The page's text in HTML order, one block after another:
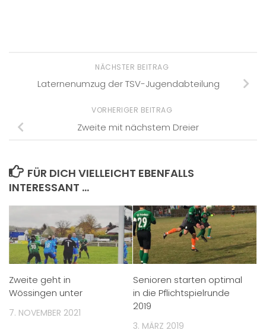
NÄCHSTER BEITRAG
Laternenumzug der TSV-Jugendabteilung
VORHERIGER BEITRAG
Zweite mit nächstem Dreier
FÜR DICH VIELLEICHT EBENFALLS
INTERESSANT …
Zweite geht in
Wössingen unter
7. NOVEMBER 2021
Senioren starten optimal
in die Pflichtspielrunde
2019
3. MÄRZ 2019